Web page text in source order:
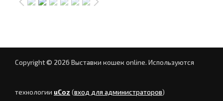
Copyright © 2026 Выставки кошек online. Используются
технологии uCoz (вход для администраторов)